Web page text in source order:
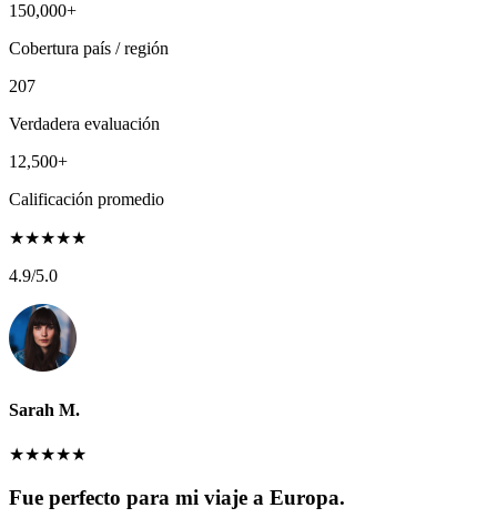
150,000+
Cobertura país / región
207
Verdadera evaluación
12,500+
Calificación promedio
★★★★★
4.9/5.0
Sarah M.
★★★★★
Fue perfecto para mi viaje a Europa.